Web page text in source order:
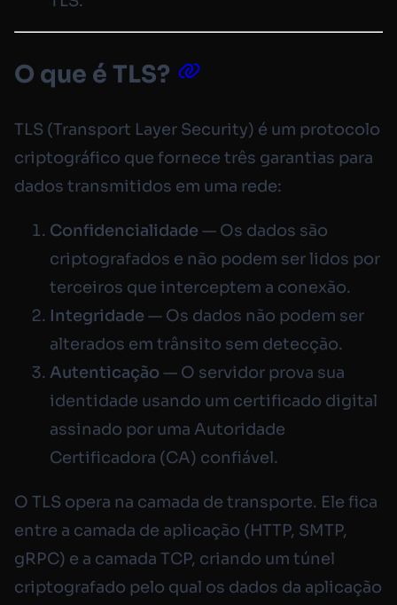
O que é TLS?
TLS (Transport Layer Security) é um protocolo
criptográfico que fornece três garantias para
dados transmitidos em uma rede:
Confidencialidade — Os dados são
criptografados e não podem ser lidos por
terceiros que interceptem a conexão.
Integridade — Os dados não podem ser
alterados em trânsito sem detecção.
Autenticação — O servidor prova sua
identidade usando um certificado digital
assinado por uma Autoridade
Certificadora (CA) confiável.
O TLS opera na camada de transporte. Ele fica
entre a camada de aplicação (HTTP, SMTP,
gRPC) e a camada TCP, criando um túnel
criptografado pelo qual os dados da aplicação